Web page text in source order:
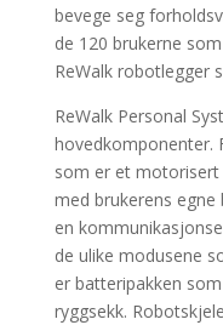
bevege seg
de 120 brukerne
ReWalk robotlegger
ReWalk Personal
hovedkomponenter.
som er et
med brukerens
en
de ulike modusene
er batteripakken
ryggsekk.